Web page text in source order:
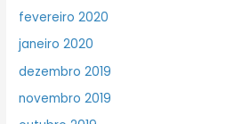
fevereiro 2020
janeiro 2020
dezembro 2019
novembro 2019